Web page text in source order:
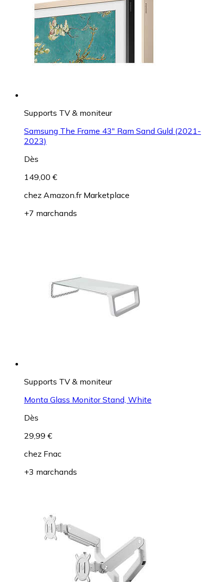
Supports TV & moniteur
Samsung The Frame 43" Ram Sand Guld (2021-
2023)
Dès
149,00 €
chez Amazon.fr Marketplace
+7 marchands
Supports TV & moniteur
Monta Glass Monitor Stand, White
Dès
29,99 €
chez Fnac
+3 marchands